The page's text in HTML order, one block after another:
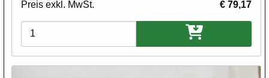
Preis exkl. MwSt.
€ 79,17
Varianten